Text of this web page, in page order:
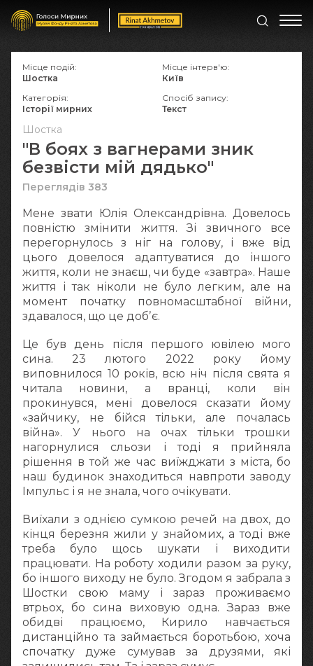
Шостка
"В боях з вагнерами зник
безвісти мій дядько"
Переглядів 383
Мене звати Юлія Олександрівна. Довелось
повністю змінити життя. Зі звичного все
перегорнулось з ніг на голову, і вже від
цього довелося адаптуватися до іншого
життя, коли не знаєш, чи буде «завтра». Наше
життя і так ніколи не було легким, але на
момент початку повномасштабної війни,
здавалося, що це добʼє.
Це був день після першого ювілею мого
сина. 23 лютого 2022 року йому
виповнилося 10 років, всю ніч після свята я
читала новини, а вранці, коли він
прокинувся, мені довелося сказати йому
«зайчику, не бійся тільки, але почалась
війна». У нього на очах тільки трошки
нагорнулися сльози і тоді я прийняла
рішення в той же час виїжджати з міста, бо
наш будинок знаходиться навпроти заводу
Імпульс і я не знала, чого очікувати.
Виїхали з однією сумкою речей на двох, до
кінця березня жили у знайомих, а тоді вже
треба було щось шукати і виходити
працювати. На роботу ходили разом за руку,
бо іншого виходу не було. Згодом я забрала з
Шостки свою маму і зараз проживаємо
втрьох, бо сина виховую одна. Зараз вже
обидві працюємо, Кирило навчається
дистанційно та займається боротьбою, хоча
спочатку дуже сумував за друзями, які
Місце подій:
Шостка
Місце інтерв'ю:
Київ
Категорія:
Історії мирних
Спосіб запису:
Текст